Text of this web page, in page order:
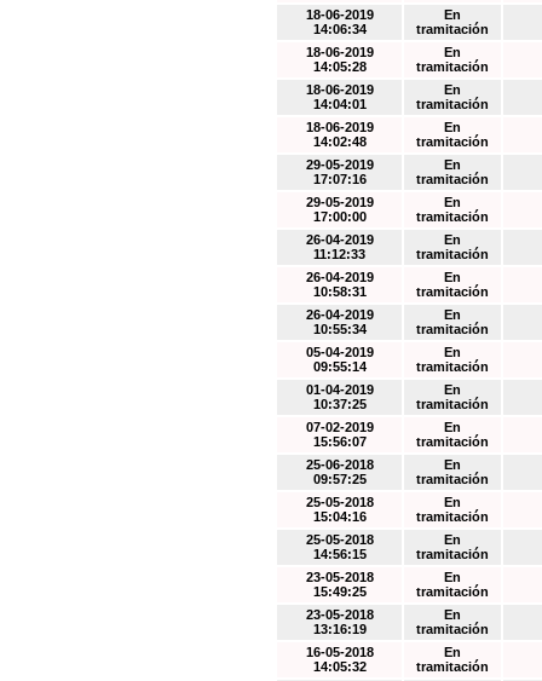
18-06-2019
14:06:34
En
tramitación
18-06-2019
14:05:28
En
tramitación
18-06-2019
14:04:01
En
tramitación
18-06-2019
14:02:48
En
tramitación
29-05-2019
17:07:16
En
tramitación
29-05-2019
17:00:00
En
tramitación
26-04-2019
11:12:33
En
tramitación
26-04-2019
10:58:31
En
tramitación
26-04-2019
10:55:34
En
tramitación
05-04-2019
09:55:14
En
tramitación
01-04-2019
10:37:25
En
tramitación
07-02-2019
15:56:07
En
tramitación
25-06-2018
09:57:25
En
tramitación
25-05-2018
15:04:16
En
tramitación
25-05-2018
14:56:15
En
tramitación
23-05-2018
15:49:25
En
tramitación
23-05-2018
13:16:19
En
tramitación
16-05-2018
14:05:32
En
tramitación